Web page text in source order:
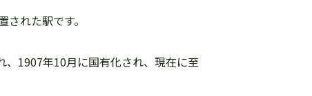
れた駅です。
1907年10月に国有化され、現在に至